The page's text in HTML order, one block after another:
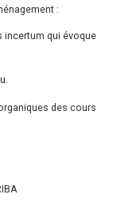
:
incertum qui évoque
des cours